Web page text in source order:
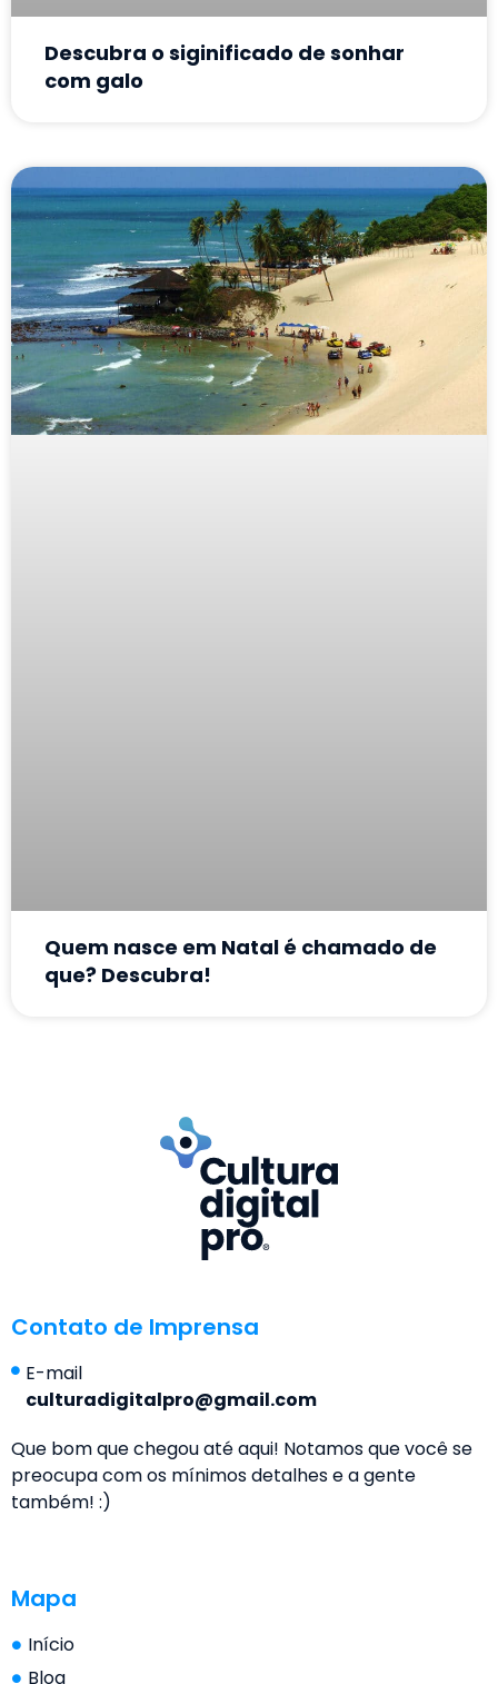
Descubra o siginificado de sonhar
com galo
Quem nasce em Natal é chamado de
que? Descubra!
Contato de Imprensa
E-mail
culturadigitalpro@gmail.com
Que bom que chegou até aqui! Notamos que você se
preocupa com os mínimos detalhes e a gente
também! :)
Mapa
Início
Blog